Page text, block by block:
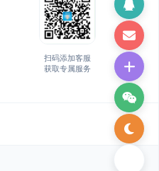
扫码添加客服
获取专属服务